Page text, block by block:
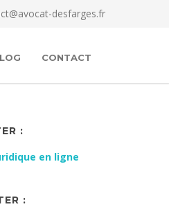
desfarges.fr
CONTACT
:
en ligne
: